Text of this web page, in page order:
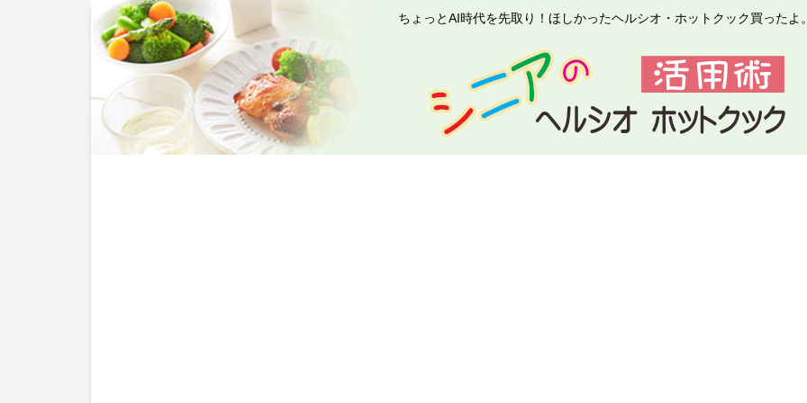
ちょっとAI時代を先取り！ほしかったヘルシオ・ホットクック買ったよ